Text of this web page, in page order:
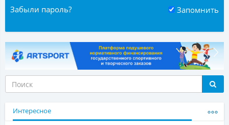
Забыли пароль? Запомнить
Интересное